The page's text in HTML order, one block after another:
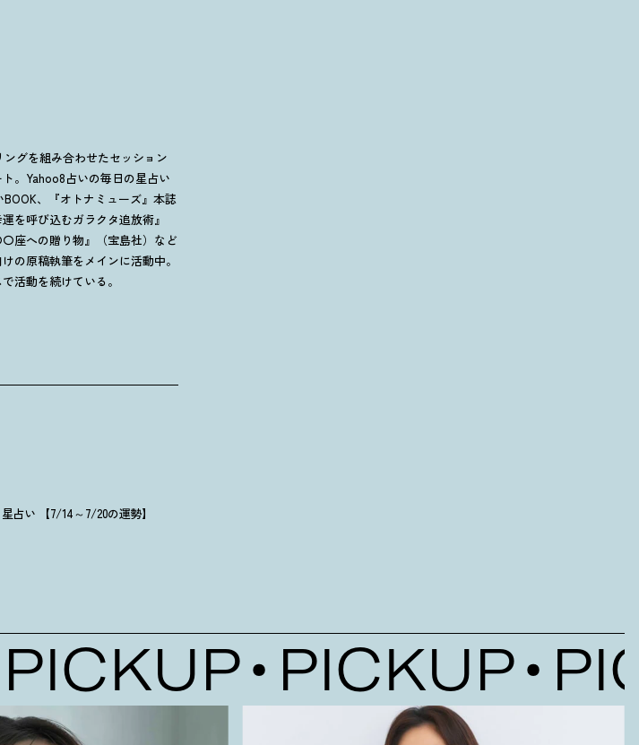
グを組み合わせたセッション
。Yahoo8占いの毎日の星占い
BOOK、『オトナミューズ』本誌
を呼び込むガラクタ追放術』
座への贈り物』（宝島社）など
の原稿執筆をメインに活動中。
活動を続けている。
占い 【7/14～7/20の運勢】
PICKUP